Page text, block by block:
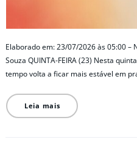
Elaborado em: 23/07/2026 às 05:00 –
Souza QUINTA-FEIRA (23) Nesta
tempo volta a ficar mais estável em
Leia mais